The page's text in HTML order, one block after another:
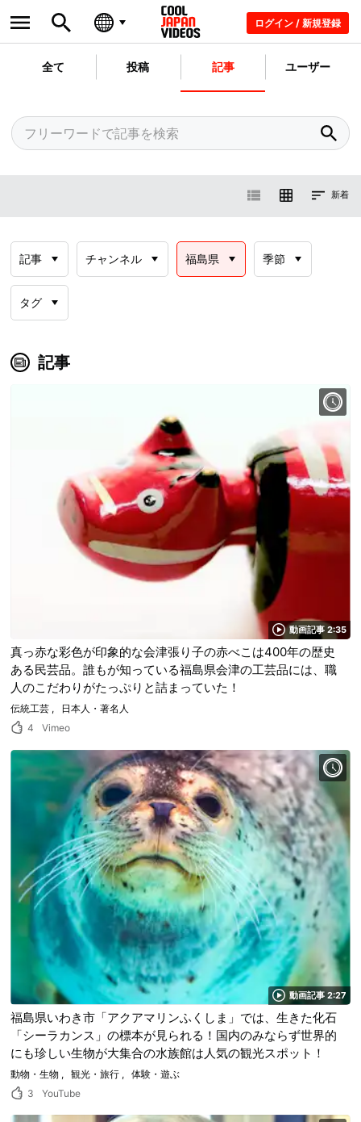
ログイン / 新規登録
全て 投稿 記事 ユーザー
新着
記事 チャンネル 福島県 季節
タグ
記事
動画記事 2:35
真っ赤な彩色が印象的な会津張り子の赤べこは400年の歴史
ある民芸品。誰もが知っている福島県会津の工芸品には、職
人のこだわりがたっぷりと詰まっていた！
伝統工芸
日本人・著名人
4
Vimeo
動画記事 2:27
福島県いわき市「アクアマリンふくしま」では、生きた化石
「シーラカンス」の標本が見られる！国内のみならず世界的
にも珍しい生物が大集合の水族館は人気の観光スポット！
動物・生物 観光・旅行
体験・遊ぶ
3
YouTube